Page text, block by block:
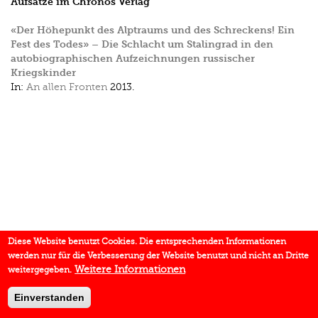
«Der Höhepunkt des Alptraums und des Schreckens! Ein
Fest des Todes» – Die Schlacht um Stalingrad in den
autobiographischen Aufzeichnungen russischer
Kriegskinder
In: An allen Fronten 2013.
Diese Website benutzt Cookies. Die entsprechenden Informationen
werden nur für die Verbesserung der Website benutzt und nicht an Dritte
weitergegeben. Weitere Informationen
Einverstanden